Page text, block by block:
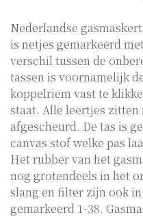
Nederlandse
is netjes gemarkeerd
verschil tussen de
tassen is voornamelijk
koppelriem vast te
staat. Alle leertjes zitten
afgescheurd. De tas is
canvas stof welke pas
Het rubber van het
nog grotendeels in het
slang en filter zijn ook
gemarkeerd 1-38.